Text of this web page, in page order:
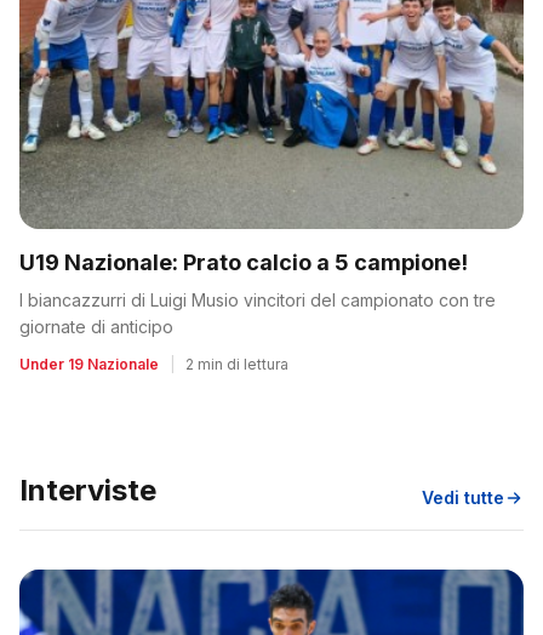
U19 Nazionale: Prato calcio a 5 campione!
I biancazzurri di Luigi Musio vincitori del campionato con tre
giornate di anticipo
Under 19 Nazionale 2 min di lettura
Interviste Vedi tutte